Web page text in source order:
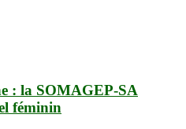
: la SOMAGEP-SA
féminin